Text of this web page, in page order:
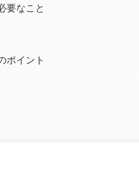
要なこと
ポイント